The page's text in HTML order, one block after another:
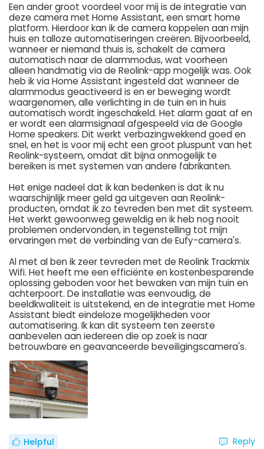
Een ander groot voordeel voor mij is de integratie van
deze camera met Home Assistant, een smart home
platform. Hierdoor kan ik de camera koppelen aan mijn
huis en talloze automatiseringen creëren. Bijvoorbeeld,
wanneer er niemand thuis is, schakelt de camera
automatisch naar de alarmmodus, wat voorheen
alleen handmatig via de Reolink-app mogelijk was. Ook
heb ik via Home Assistant ingesteld dat wanneer de
alarmmodus geactiveerd is en er beweging wordt
waargenomen, alle verlichting in de tuin en in huis
automatisch wordt ingeschakeld. Het alarm gaat af en
er wordt een alarmsignaal afgespeeld via de Google
Home speakers. Dit werkt verbazingwekkend goed en
snel, en het is voor mij echt een groot pluspunt van het
Reolink-systeem, omdat dit bijna onmogelijk te
bereiken is met systemen van andere fabrikanten.
Het enige nadeel dat ik kan bedenken is dat ik nu
waarschijnlijk meer geld ga uitgeven aan Reolink-
producten, omdat ik zo tevreden ben met dit systeem.
Het werkt gewoonweg geweldig en ik heb nog nooit
problemen ondervonden, in tegenstelling tot mijn
ervaringen met de verbinding van de Eufy-camera's.
Al met al ben ik zeer tevreden met de Reolink Trackmix
Wifi. Het heeft me een efficiënte en kostenbesparende
oplossing geboden voor het bewaken van mijn tuin en
achterpoort. De installatie was eenvoudig, de
beeldkwaliteit is uitstekend, en de integratie met Home
Assistant biedt eindeloze mogelijkheden voor
automatisering. Ik kan dit systeem ten zeerste
aanbevelen aan iedereen die op zoek is naar
betrouwbare en geavanceerde beveiligingscamera's.
Helpful Reply